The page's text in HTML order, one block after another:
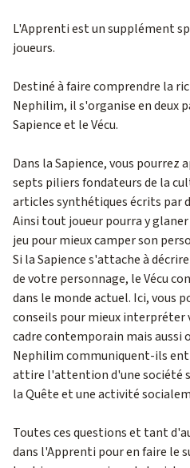
L'Apprenti est un supplément
joueurs.
Destiné à faire comprendre la
Nephilim, il s'organise en deux
Sapience et le Vécu.
Dans la Sapience, vous pourrez
septs piliers fondateurs de la
articles synthétiques écrits par
Ainsi tout joueur pourra y
jeu pour mieux camper son
Si la Sapience s'attache à
de votre personnage, le Vécu
dans le monde actuel. Ici, vous
conseils pour mieux interpréter
cadre contemporain mais aussi
Nephilim communiquent-ils
attire l'attention d'une société
la Quête et une activité
Toutes ces questions et tant
dans l'Apprenti pour en faire le